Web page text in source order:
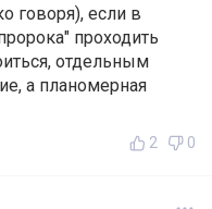
говоря), если в
проходить
отдельным
а планомерная
2 0